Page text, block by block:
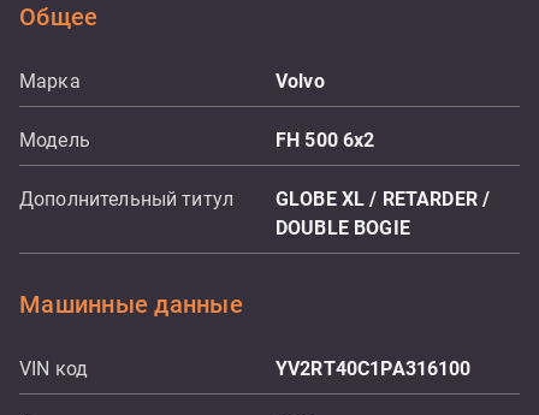
Общее
Марка Volvo
Модель FH 500 6x2
Дополнительный титул
GLOBE XL / RETARDER /
DOUBLE BOGIE
Машинные данные
VIN код YV2RT40C1PA316100